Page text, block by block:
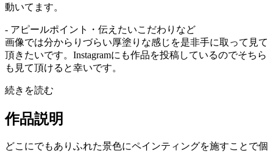
動いてます。
- アピールポイント・伝えたいこだわりなど
画像では分からりづらい厚塗りな感じを是非手に取って見て
頂きたいです。Instagramにも作品を投稿しているのでそちら
も見て頂けると幸いです。
続きを読む
作品説明
どこにでもありふれた景色にペインティングを施すことで個